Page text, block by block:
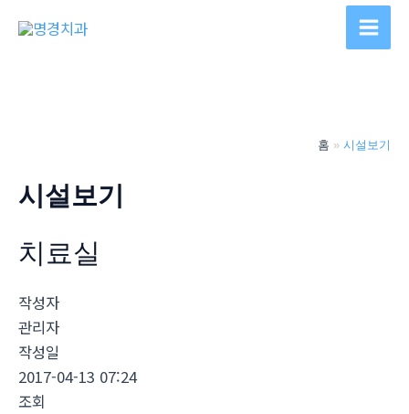
Main
홈 시설보기
시설보기
치료실
작성자
관리자
작성일
2017-04-13 07:24
조회